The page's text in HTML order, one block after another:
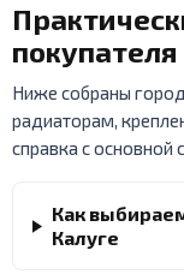
покупателя
Ниже собраны
радиаторам,
справка с основной
Как
Калуге